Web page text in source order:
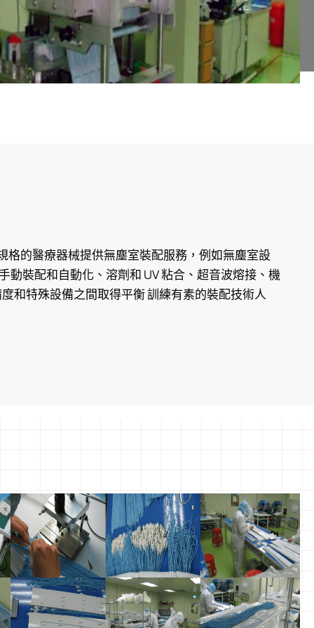
格的醫療器械提供無塵室裝配服務，例如無塵室設
動裝配和自動化、溶劑和 UV 粘合、超音波熔接、機
和特殊設備之間取得平衡 訓練有素的裝配技術人